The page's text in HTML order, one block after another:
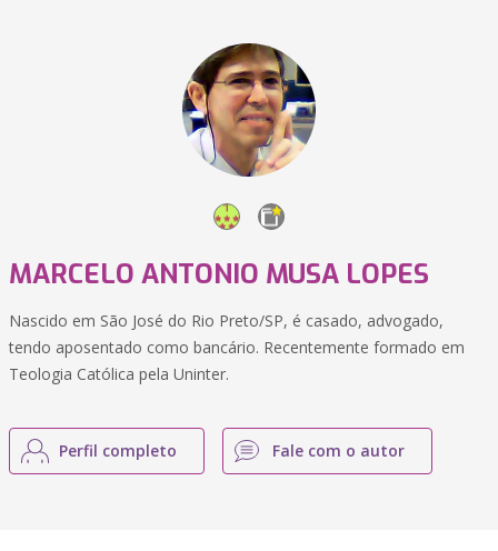
MARCELO ANTONIO MUSA LOPES
Nascido em São José do Rio Preto/SP, é casado, advogado,
tendo aposentado como bancário. Recentemente formado em
Teologia Católica pela Uninter.
Perfil completo Fale com o autor